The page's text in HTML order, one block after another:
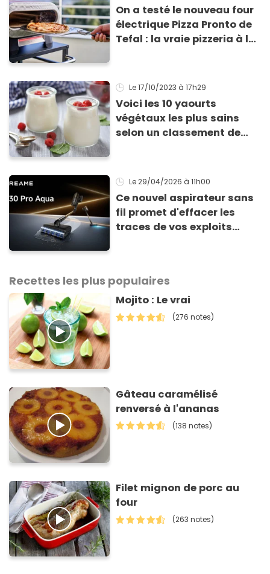
On a testé le nouveau four
électrique Pizza Pronto de
Tefal : la vraie pizzeria à la
Le 17/10/2023 à 17h29
Voici les 10 yaourts
végétaux les plus sains
selon un classement de
Le 29/04/2026 à 11h00
Ce nouvel aspirateur sans
fil promet d'effacer les
traces de vos exploits
Recettes les plus populaires
Mojito : Le vrai
(276 notes)
Gâteau caramélisé
renversé à l'ananas
(138 notes)
Filet mignon de porc au
four
(263 notes)